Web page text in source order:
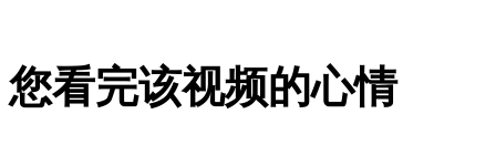
您看完该视频的心情